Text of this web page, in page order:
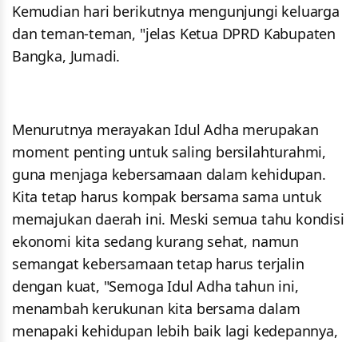
Kemudian hari berikutnya mengunjungi keluarga
dan teman-teman, "jelas Ketua DPRD Kabupaten
Bangka, Jumadi.
Menurutnya merayakan Idul Adha merupakan
moment penting untuk saling bersilahturahmi,
guna menjaga kebersamaan dalam kehidupan.
Kita tetap harus kompak bersama sama untuk
memajukan daerah ini. Meski semua tahu kondisi
ekonomi kita sedang kurang sehat, namun
semangat kebersamaan tetap harus terjalin
dengan kuat, "Semoga Idul Adha tahun ini,
menambah kerukunan kita bersama dalam
menapaki kehidupan lebih baik lagi kedepannya,